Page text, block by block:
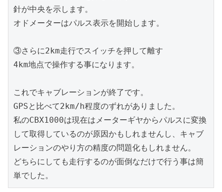
針が中央を示します。
オドメーターはパルス表示を開始します。
③さらに2km走行でスイッチを押して離す
4km地点で操作する事になります。
これでキャブレーションが終了です。
GPSと比べて2km/h程度のずれがありました。
私のCBX1000は現在はメーターギヤからパルスに変換
して取得しているのが原因かもしれませんし、キャブ
レーションのやり方の精度の問題化もしれません。
どちらにしても走行するのが面倒なだけで行う事は簡
単でした。